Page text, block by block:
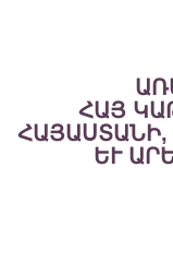
ՀԱՅ
ԵՒ